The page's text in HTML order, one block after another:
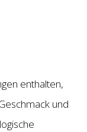
enthalten,
und